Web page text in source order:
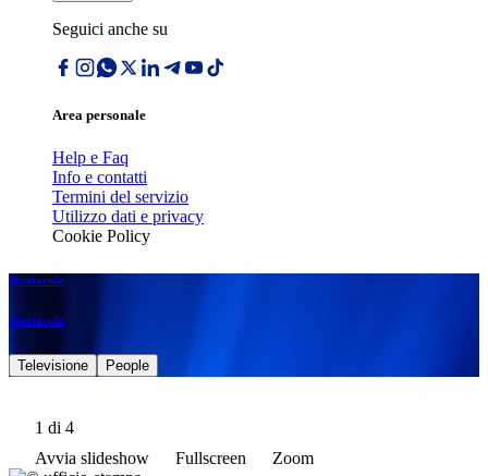
Seguici anche su
Area personale
Help e Faq
Info e contatti
Termini del servizio
Utilizzo dati e privacy
Cookie Policy
Spettacolo
Spettacolo
Televisione People
1 di 4
Avvia slideshow
Fullscreen Zoom